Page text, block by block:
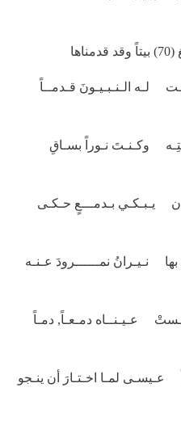
لـه الـنـبـيـونَ قـدمــاً
وكـنـتَ نـوراً بسـاقِ
يـبـكـي بـدمـــعٍ حـكـى
نـيـرانُ نمــــــرودَ عـنـه
عـيـنــاه دمـعـاً, دمـاً
لمـا اخـتـارَ أن ينـجو